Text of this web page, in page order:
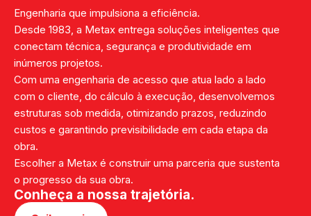
Engenharia que impulsiona a eficiência.
Desde 1983, a Metax entrega soluções inteligentes que
conectam técnica, segurança e produtividade em
inúmeros projetos.
Com uma engenharia de acesso que atua lado a lado
com o cliente, do cálculo à execução, desenvolvemos
estruturas sob medida, otimizando prazos, reduzindo
custos e garantindo previsibilidade em cada etapa da
obra.
Escolher a Metax é construir uma parceria que sustenta
o progresso da sua obra.
Conheça a nossa trajetória.